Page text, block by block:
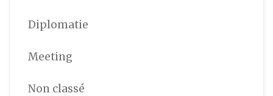
Diplomatie
Meeting
Non classé